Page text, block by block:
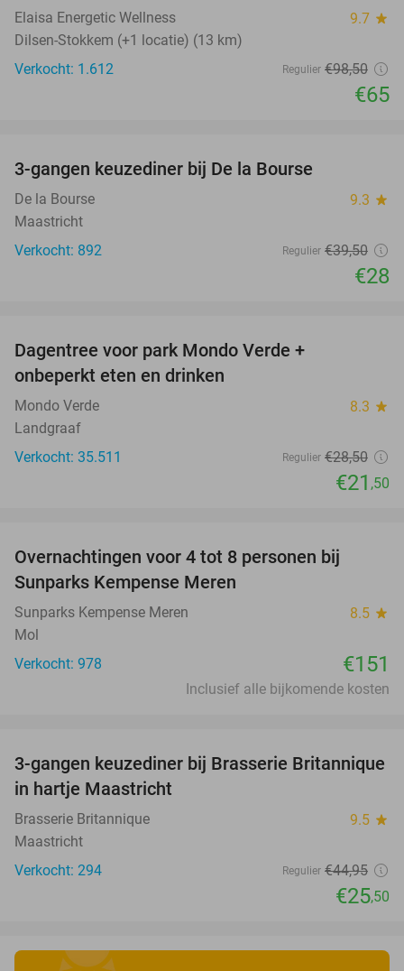
Elaisa Energetic Wellness 9.7 star
Dilsen-Stokkem (+1 locatie) (13 km)
Verkocht: 1.612
Regulier €98,50
€65
3-gangen keuzediner bij De la Bourse
De la Bourse 9.3 star
Maastricht
Verkocht: 892
Regulier €39,50
€28
Dagentree voor park Mondo Verde +
onbeperkt eten en drinken
Mondo Verde 8.3 star
Landgraaf
Verkocht: 35.511
Regulier €28,50
€21 ,50
Overnachtingen voor 4 tot 8 personen bij
Sunparks Kempense Meren
Sunparks Kempense Meren 8.5 star
Mol
Verkocht: 978
€151
Inclusief alle bijkomende kosten
43%
3-gangen keuzediner bij Brasserie Britannique
in hartje Maastricht
Brasserie Britannique 9.5 star
Maastricht
Verkocht: 294
Regulier €44,95
€25,50